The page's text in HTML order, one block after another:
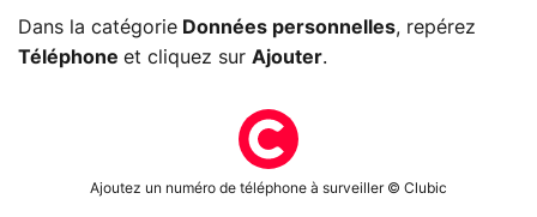
Dans la catégorie Données personnelles, repérez
Téléphone et cliquez sur Ajouter.
Ajoutez un numéro de téléphone à surveiller © Clubic